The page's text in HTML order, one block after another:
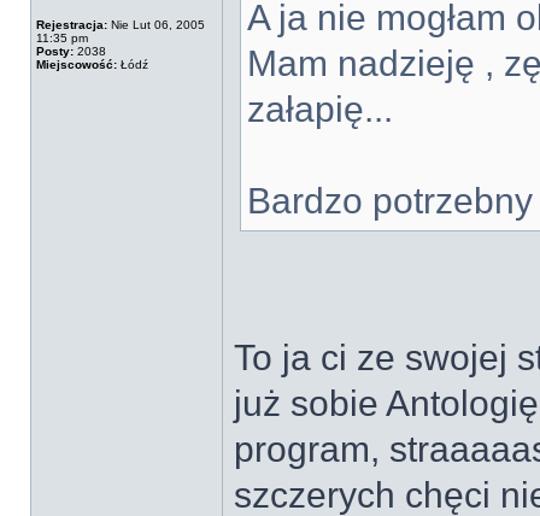
Rejestracja: Nie Lut 06, 2005
11:35 pm
Posty: 2038
Miejscowość: Łódź
A ja nie mogłam
Mam nadzieję ,
załapię...
Bardzo
To ja ci ze swojej
już sobie
program,
szczerych chęci